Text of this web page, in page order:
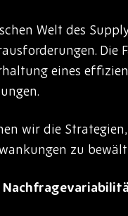
Welt des
eines
wir die
zu